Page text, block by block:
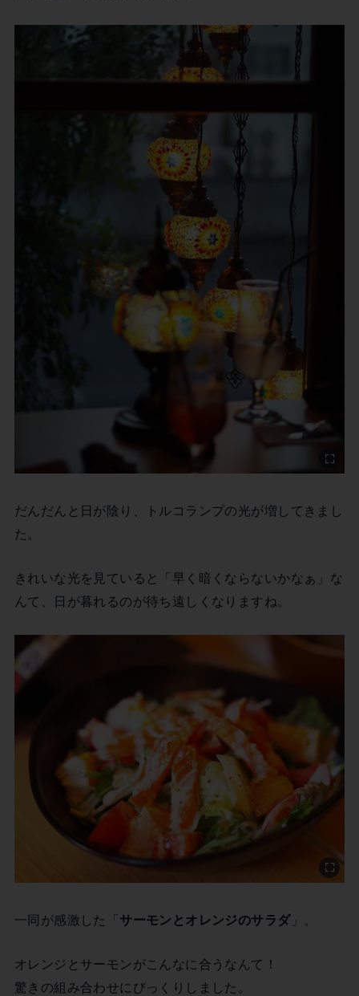
だんだんと日が陰り、トルコランプの光が増してきまし
た。
きれいな光を見ていると「早く暗くならないかなぁ」な
んて、日が暮れるのが待ち遠しくなりますね。
一同が感激した「サーモンとオレンジのサラダ」。
オレンジとサーモンがこんなに合うなんて！
驚きの組み合わせにびっくりしました。